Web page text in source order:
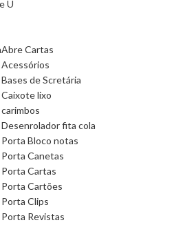
U
Abre Cartas
Acessórios
Bases de Scretária
Caixote lixo
carimbos
Desenrolador fita cola
Porta Bloco notas
Porta Canetas
Porta Cartas
Porta Cartões
Porta Clips
Porta Revistas